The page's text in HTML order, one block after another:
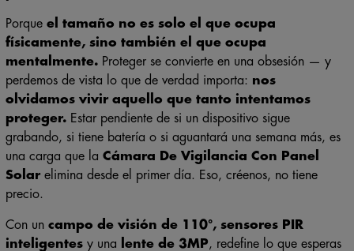
Porque el tamaño no es solo el que ocupa
físicamente, sino también el que ocupa
mentalmente. Proteger se convierte en una obsesión — y
perdemos de vista lo que de verdad importa: nos
olvidamos vivir aquello que tanto intentamos
proteger.Estar pendiente de si un dispositivo sigue
grabando, si tiene batería o si aguantará una semana más, es
una carga que la Cámara De Vigilancia Con Panel
Solarelimina desde el primer día. Eso, créenos, no tiene
precio.
Con un campo de visión de 110°, sensores PIR
inteligentesy una lente de 3MP, redefine lo que esperas